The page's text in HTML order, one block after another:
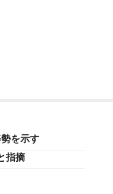
を示す
指摘